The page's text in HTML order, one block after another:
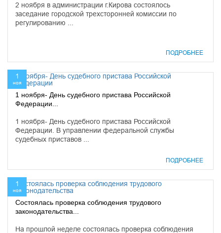
2 ноября в администрации г.Кирова состоялось
заседание городской трехсторонней комиссии по
регулированию ...
ПОДРОБНЕЕ
1
ноя
1 ноября- День судебного пристава Российской
Федерации...
1 ноября- День судебного пристава Российской
Федерации. В управлении федеральной службы
судебных приставов ...
ПОДРОБНЕЕ
1
ноя
Состоялась проверка соблюдения трудового
законодательства...
На прошлой неделе состоялась проверка соблюдения